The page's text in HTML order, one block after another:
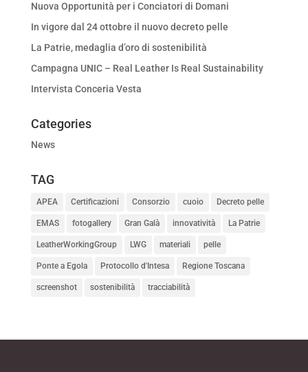
Nuova Opportunità per i Conciatori di Domani
In vigore dal 24 ottobre il nuovo decreto pelle
La Patrie, medaglia d’oro di sostenibilità
Campagna UNIC – Real Leather Is Real Sustainability
Intervista Conceria Vesta
Categories
News
TAG
APEA Certificazioni Consorzio cuoio Decreto pelle
EMAS fotogallery Gran Galà innovatività La Patrie
LeatherWorkingGroup LWG materiali pelle
Ponte a Egola Protocollo d'Intesa Regione Toscana
screenshot sostenibilità tracciabilità